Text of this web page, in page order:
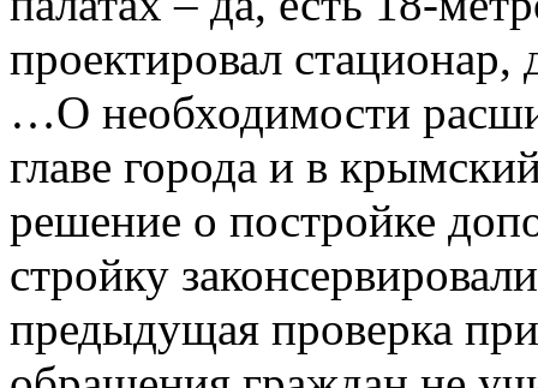
проектировал
…О необходимости
главе города и в
решение о постройке
стройку
предыдущая проверка